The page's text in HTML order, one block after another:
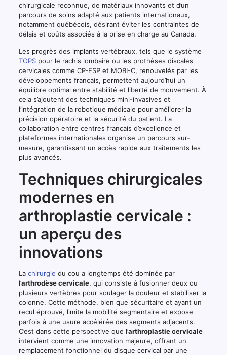
chirurgicale reconnue, de matériaux innovants et d’un
parcours de soins adapté aux patients internationaux,
notamment québécois, désirant éviter les contraintes de
délais et coûts associés à la prise en charge au Canada.
Les progrès des implants vertébraux, tels que le système
TOPSpour le rachis lombaire ou les prothèses discales
cervicales comme CP-ESP et MOBI-C, renouvelés par les
développements français, permettent aujourd’hui un
équilibre optimal entre stabilité et liberté de mouvement. À
cela s’ajoutent des techniques mini-invasives et
l’intégration de la robotique médicale pour améliorer la
précision opératoire et la sécurité du patient. La
collaboration entre centres français d’excellence et
plateformes internationales organise un parcours sur-
mesure, garantissant un accès rapide aux traitements les
plus avancés.
Techniques chirurgicales
modernes en
arthroplastie cervicale :
un aperçu des
innovations
La chirurgie du cou a longtemps été dominée par
l’arthrodèse cervicale, qui consiste à fusionner deux ou
plusieurs vertèbres pour soulager la douleur et stabiliser la
colonne. Cette méthode, bien que sécuritaire et ayant un
recul éprouvé, limite la mobilité segmentaire et expose
parfois à une usure accélérée des segments adjacents.
C’est dans cette perspective que l’arthroplastie cervicale
intervient comme une innovation majeure, offrant un
remplacement fonctionnel du disque cervical par une